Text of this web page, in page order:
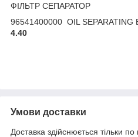
ФІЛЬТР СЕПАРАТОР
96541400000 OIL SEPARATING
4.40
Умови доставки
Доставка здійснюється тільки по